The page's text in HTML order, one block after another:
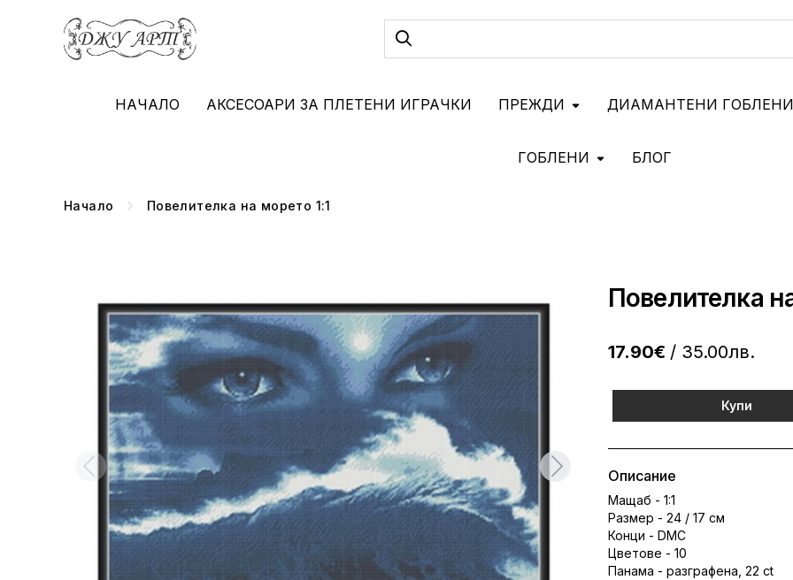
НАЧАЛО АКСЕСОАРИ ЗА ПЛЕТЕНИ ИГРАЧКИ
ГОБЛЕНИ
ПРЕЖДИ ДИАМАНТЕНИ ГОБЛЕНИ
БЛОГ
Начало Повелителка на морето 1:1
Повелителка
17.90€ / 35.00лв.
Купи
Описание
Мащаб - 1:1
Размер - 24 / 17 см
Конци - DMC
Цветове - 10
Панама - разграфена, 22 ct